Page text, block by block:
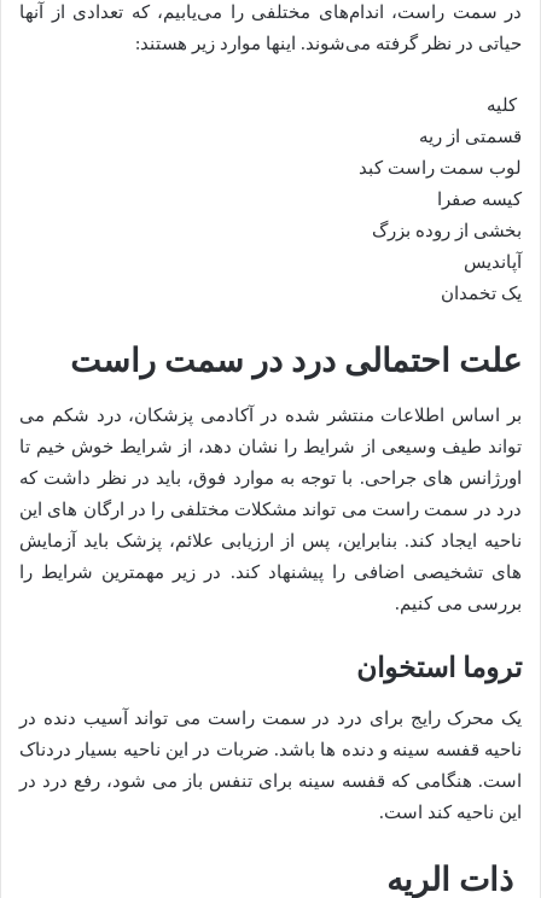
در سمت راست، اندام‌های مختلفی را می‌یابیم، که تعدادی از آنها
حیاتی در نظر گرفته می‌شوند. اینها موارد زیر هستند:
کلیه
قسمتی از ریه
لوب سمت راست کبد
كيسه صفرا
بخشی از روده بزرگ
آپاندیس
یک تخمدان
علت احتمالی درد در سمت راست
بر اساس اطلاعات منتشر شده در آکادمی پزشکان، درد شکم می
تواند طیف وسیعی از شرایط را نشان دهد، از شرایط خوش خیم تا
اورژانس های جراحی. با توجه به موارد فوق، باید در نظر داشت که
درد در سمت راست می تواند مشکلات مختلفی را در ارگان های این
ناحیه ایجاد کند. بنابراین، پس از ارزیابی علائم، پزشک باید آزمایش
های تشخیصی اضافی را پیشنهاد کند. در زیر مهمترین شرایط را
بررسی می کنیم.
تروما استخوان
یک محرک رایج برای درد در سمت راست می تواند آسیب دنده در
ناحیه قفسه سینه و دنده ها باشد. ضربات در این ناحیه بسیار دردناک
است. هنگامی که قفسه سینه برای تنفس باز می شود، رفع درد در
این ناحیه کند است.
ذات الریه